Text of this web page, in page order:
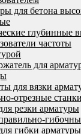
для бетона
глубинные
частоты
для
для вязки
отрезные станки
резки арматуры
гибки арматуры